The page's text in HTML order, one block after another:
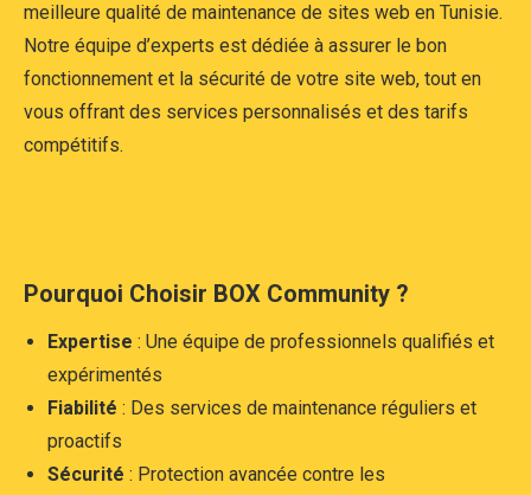
meilleure qualité de maintenance de sites web en Tunisie.
Notre équipe d’experts est dédiée à assurer le bon
fonctionnement et la sécurité de votre site web, tout en
vous offrant des services personnalisés et des tarifs
compétitifs.
Pourquoi Choisir BOX Community ?
Expertise : Une équipe de professionnels qualifiés et
expérimentés
Fiabilité : Des services de maintenance réguliers et
proactifs
Sécurité : Protection avancée contre les